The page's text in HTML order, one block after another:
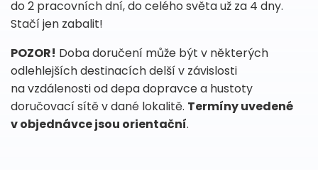
do 2 pracovních dní, do celého světa už za 4 dny.
Stačí jen zabalit!
POZOR! Doba doručení může být v některých
odlehlejších destinacích delší v závislosti
na vzdálenosti od depa dopravce a hustoty
doručovací sítě v dané lokalitě. Termíny uvedené
v objednávce jsou orientační.